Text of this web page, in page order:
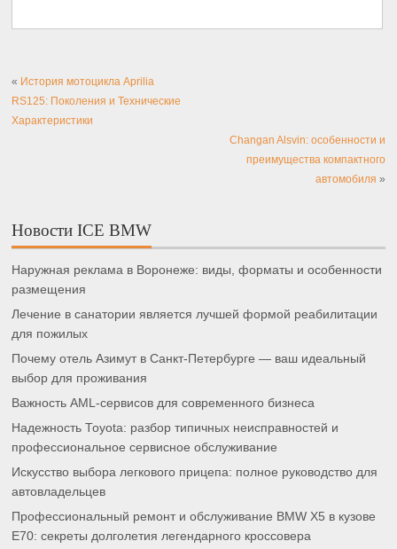
« История мотоцикла Aprilia
RS125: Поколения и Технические
Характеристики
Changan Alsvin: особенности и
преимущества компактного
автомобиля »
Новости ICE BMW
Наружная реклама в Воронеже: виды, форматы и особенности
размещения
Лечение в санатории является лучшей формой реабилитации
для пожилых
Почему отель Азимут в Санкт-Петербурге — ваш идеальный
выбор для проживания
Важность AML-сервисов для современного бизнеса
Надежность Toyota: разбор типичных неисправностей и
профессиональное сервисное обслуживание
Искусство выбора легкового прицепа: полное руководство для
автовладельцев
Профессиональный ремонт и обслуживание BMW X5 в кузове
E70: секреты долголетия легендарного кроссовера